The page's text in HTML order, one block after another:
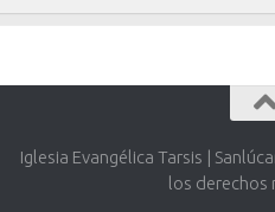
Iglesia Evangélica Tarsis |
los derechos